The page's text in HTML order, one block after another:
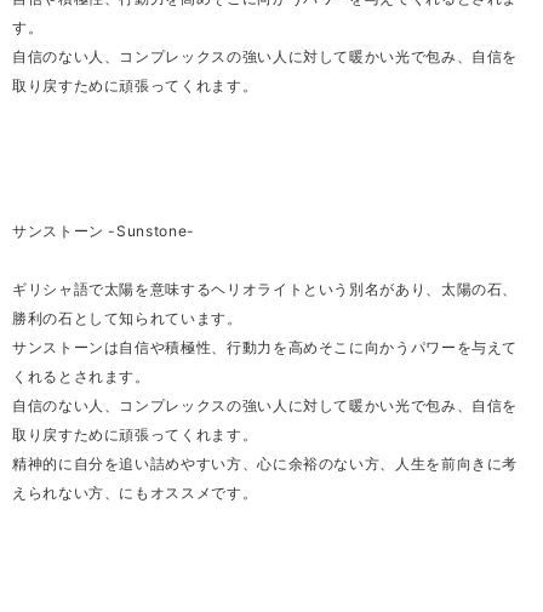
す。
自信のない人、コンプレックスの強い人に対して暖かい光で包み、自信を
取り戻すために頑張ってくれます。
サンストーン -Sunstone-
ギリシャ語で太陽を意味するヘリオライトという別名があり、太陽の石、
勝利の石として知られています。
サンストーンは自信や積極性、行動力を高めそこに向かうパワーを与えて
くれるとされます。
自信のない人、コンプレックスの強い人に対して暖かい光で包み、自信を
取り戻すために頑張ってくれます。
精神的に自分を追い詰めやすい方、心に余裕のない方、人生を前向きに考
えられない方、にもオススメです。